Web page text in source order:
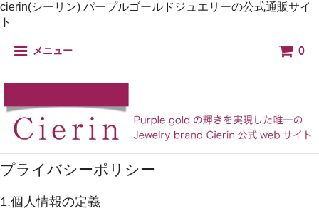
cierin(シーリン) パープルゴールドジュエリーの公式通販サイ
ト
メニュー 0
プライバシーポリシー
1.個人情報の定義